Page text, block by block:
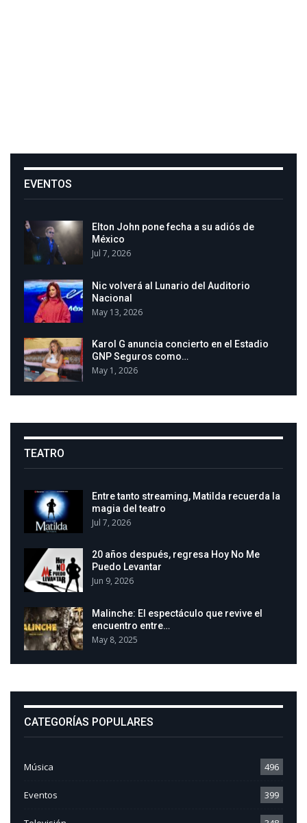
EVENTOS
Elton John pone fecha a su adiós de
México
Jul 7, 2026
Nic volverá al Lunario del Auditorio
Nacional
May 13, 2026
Karol G anuncia concierto en el Estadio
GNP Seguros como…
May 1, 2026
TEATRO
Entre tanto streaming, Matilda recuerda la
magia del teatro
Jul 7, 2026
20 años después, regresa Hoy No Me
Puedo Levantar
Jun 9, 2026
Malinche: El espectáculo que revive el
encuentro entre…
May 8, 2025
CATEGORÍAS POPULARES
Música 496
Eventos 399